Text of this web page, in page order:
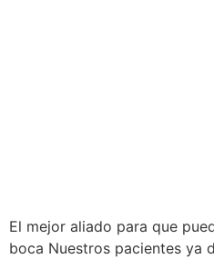
El mejor aliado para que
boca Nuestros pacientes ya